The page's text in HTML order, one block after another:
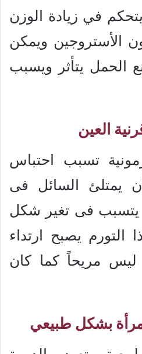
في زيادة الوزن
الأستروجين ويمكن
الحمل يتأثر ويسبب
العين
تسبب احتباس
يمتلئ السائل فى
يتسبب فى تغير شكل
التورم يصبح ارتداء
ليس مريحاً كما كان
بشكل طبيعي